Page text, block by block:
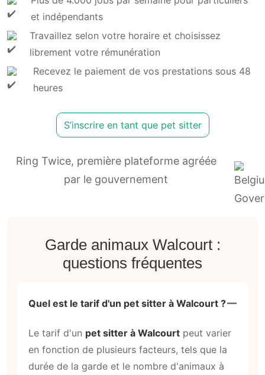
et indépendants
Travaillez selon votre horaire et choisissez
librement votre rémunération
Recevez le paiement de vos prestations sous 48
heures
S’inscrire en tant que pet sitter
Ring Twice, première plateforme agréée
par le gouvernement
Garde animaux Walcourt :
questions fréquentes
Quel est le tarif d'un pet sitter à Walcourt ?
Le tarif d'un pet sitter à Walcourt peut varier
en fonction de plusieurs facteurs, tels que la
durée de la garde et le nombre d'animaux à